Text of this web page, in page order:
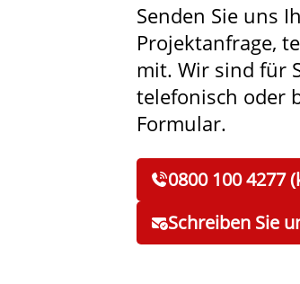
Senden Sie uns
Projektanfrage,
mit. Wir sind für
telefonisch oder
Formular.
0800 100 4277
Schreiben Sie